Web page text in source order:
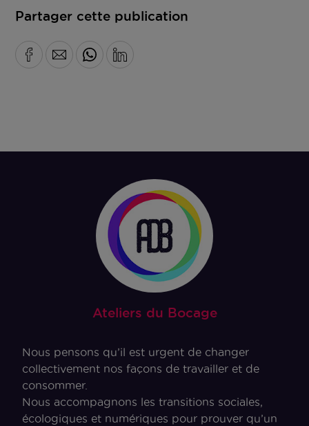
Partager cette publication
Ateliers du Bocage
Nous pensons qu’il est urgent de changer
collectivement nos façons de travailler et de
consommer.
Nous accompagnons les transitions sociales,
écologiques et numériques pour prouver qu’un